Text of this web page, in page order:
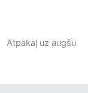
Atpakaļ uz augšu